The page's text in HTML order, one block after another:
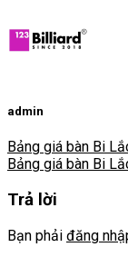
admin
Bảng giá bàn Bi
Bảng giá bàn Bi
Trả lời
Bạn phải đăng